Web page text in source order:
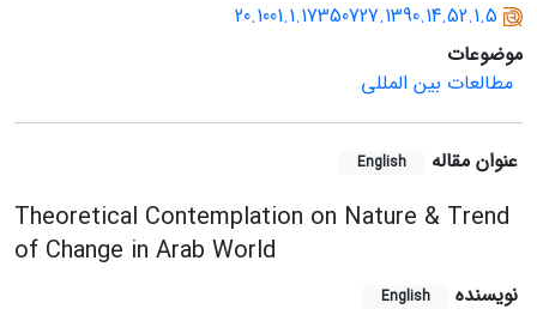
20.1001.1.17350727.1390.14.52.1.5
موضوعات
مطالعات بین المللی
عنوان مقاله English
Theoretical Contemplation on Nature & Trend
of Change in Arab World
نویسنده English